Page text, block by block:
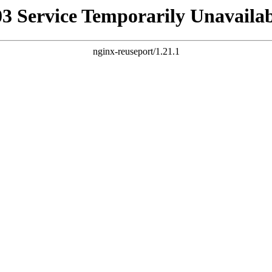
Service Temporarily
nginx-reuseport/1.21.1